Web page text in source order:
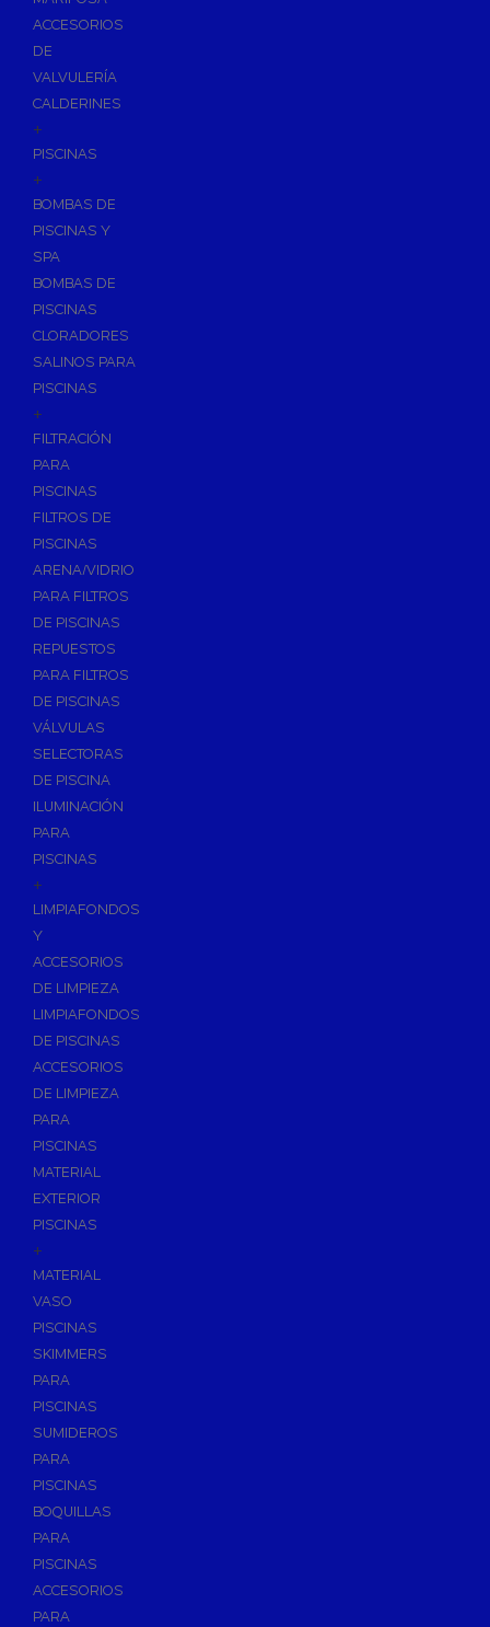
ACCESORIOS
DE
VALVULERÍA
CALDERINES
+
PISCINAS
+
BOMBAS DE
PISCINAS Y
SPA
BOMBAS DE
PISCINAS
CLORADORES
SALINOS PARA
PISCINAS
+
FILTRACIÓN
PARA
PISCINAS
FILTROS DE
PISCINAS
ARENA/VIDRIO
PARA FILTROS
DE PISCINAS
REPUESTOS
PARA FILTROS
DE PISCINAS
VÁLVULAS
SELECTORAS
DE PISCINA
ILUMINACIÓN
PARA
PISCINAS
+
LIMPIAFONDOS
Y
ACCESORIOS
DE LIMPIEZA
LIMPIAFONDOS
DE PISCINAS
ACCESORIOS
DE LIMPIEZA
PARA
PISCINAS
MATERIAL
EXTERIOR
PISCINAS
+
MATERIAL
VASO
PISCINAS
SKIMMERS
PARA
PISCINAS
SUMIDEROS
PARA
PISCINAS
BOQUILLAS
PARA
PISCINAS
ACCESORIOS
PARA